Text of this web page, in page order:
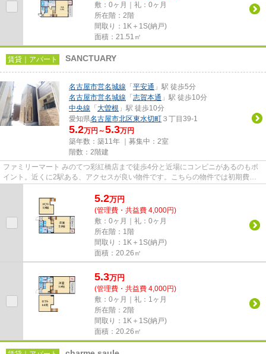
敷：0ヶ月｜礼：0ヶ月
所在階：2階
間取り：1K＋1S(納戸)
面積：21.51㎡
賃貸｜アパート SANCTUARY
名古屋市営名城線 「 平安通 」駅 徒歩5分
名古屋市営名城線 「 志賀本通 」駅 徒歩10分
中央線 「 大曽根 」駅 徒歩10分
愛知県名古屋市北区東水切町 ３丁目39-1
5.2万円～5.3万円
築年数：築11年 ｜募集中： 2室
階数：2階建
ファミリーマート みのてつ彩紅橋店まで徒歩4分と近場にコンビニがあるのもポ
イント。近くに2駅ある、アクセスが良い物件です。こちらの物件では初期費用
5.2万円
(管理費・共益費 4,000円)
敷：0ヶ月｜礼：0ヶ月
所在階：1階
間取り：1K＋1S(納戸)
面積：20.26㎡
5.3万円
(管理費・共益費 4,000円)
敷：0ヶ月｜礼：1ヶ月
所在階：2階
間取り：1K＋1S(納戸)
面積：20.26㎡